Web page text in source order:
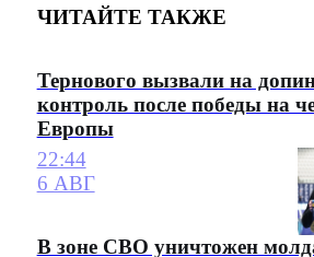
ЧИТАЙТЕ ТАКЖЕ
Тернового вызвали на
контроль после победы на
Европы
22:44
6 АВГ
В зоне СВО уничтожен